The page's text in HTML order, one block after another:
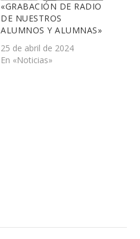
«GRABACIÓN DE RADIO
DE NUESTROS
ALUMNOS Y ALUMNAS»
25 de abril de 2024
En «Noticias»